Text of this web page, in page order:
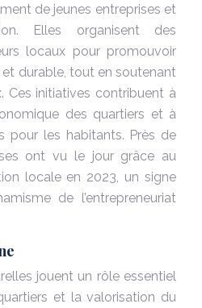
de jeunes entreprises et
Elles organisent des
locaux pour promouvoir
durable, tout en soutenant
Ces initiatives contribuent à
des quartiers et à
pour les habitants. Près de
ont vu le jour grâce au
locale en 2023, un signe
de l’entrepreneuriat
jouent un rôle essentiel
et la valorisation du